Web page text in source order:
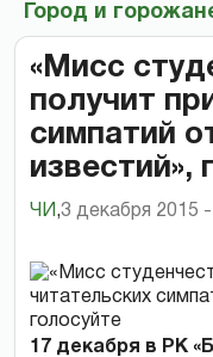
Город и
«Мисс
получит
симпатий
известий»,
ЧИ ,3 декабря 2015
17 декабря в РК